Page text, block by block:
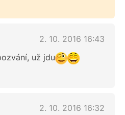
2. 10. 2016 16:43
už jdu
2. 10. 2016 16:32